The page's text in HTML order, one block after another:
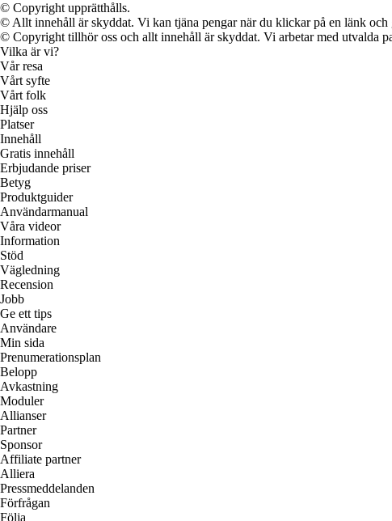
© Copyright upprätthålls.
© Allt innehåll är skyddat. Vi kan tjäna pengar när du klickar på en länk och
© Copyright tillhör oss och allt innehåll är skyddat. Vi arbetar med utvalda
Vilka är vi?
Vår resa
Vårt syfte
Vårt folk
Hjälp oss
Platser
Innehåll
Gratis innehåll
Erbjudande priser
Betyg
Produktguider
Användarmanual
Våra videor
Information
Stöd
Vägledning
Recension
Jobb
Ge ett tips
Användare
Min sida
Prenumerationsplan
Belopp
Avkastning
Moduler
Allianser
Partner
Sponsor
Affiliate partner
Alliera
Pressmeddelanden
Förfrågan
Följa